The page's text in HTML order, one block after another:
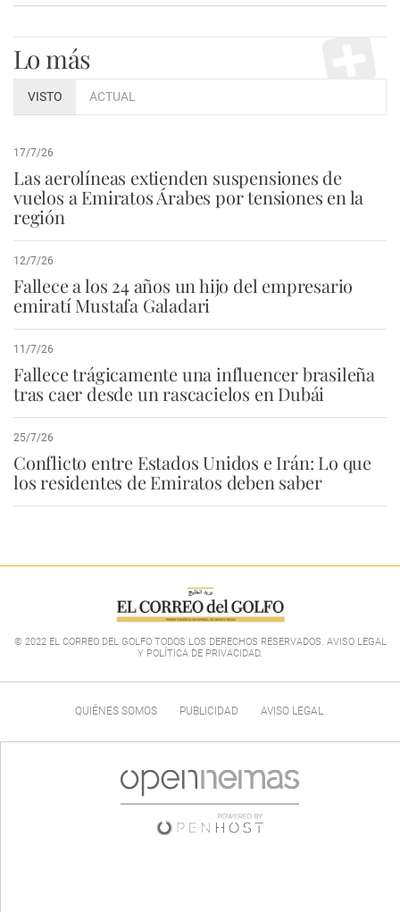
Lo más
VISTO ACTUAL
17/7/26
Las aerolíneas extienden suspensiones de
vuelos a Emiratos Árabes por tensiones en la
región
12/7/26
Fallece a los 24 años un hijo del empresario
emiratí Mustafa Galadari
11/7/26
Fallece trágicamente una influencer brasileña
tras caer desde un rascacielos en Dubái
25/7/26
Conflicto entre Estados Unidos e Irán: Lo que
los residentes de Emiratos deben saber
© 2022 EL CORREO DEL GOLFO TODOS LOS DERECHOS RESERVADOS. AVISO LEGAL
Y POLÍTICA DE PRIVACIDAD.
QUIÉNES SOMOS PUBLICIDAD AVISO LEGAL